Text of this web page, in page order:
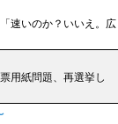
速いのか？いいえ。広
用紙問題、再選挙し